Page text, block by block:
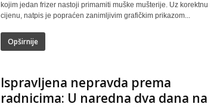
kojim jedan frizer nastoji primamiti muške mušterije. Uz korektnu
cijenu, natpis je popraćen zanimljivim grafičkim prikazom...
Opširnije
Ispravljena nepravda prema
radnicima: U naredna dva dana na